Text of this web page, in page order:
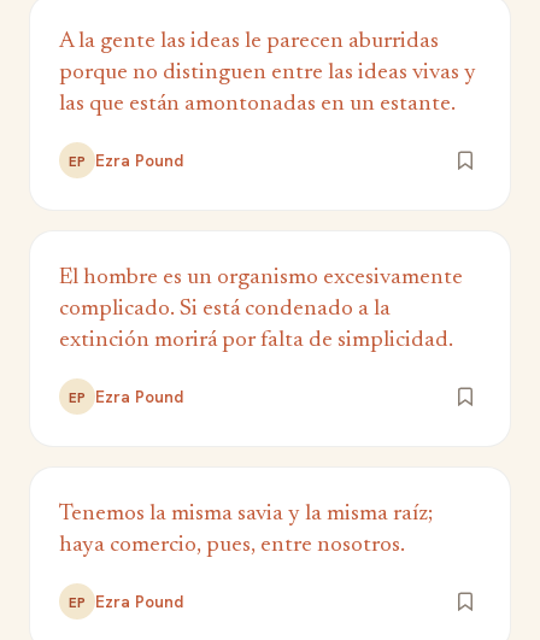
A la gente las ideas le parecen aburridas
porque no distinguen entre las ideas vivas y
las que están amontonadas en un estante.
EP Ezra Pound
El hombre es un organismo excesivamente
complicado. Si está condenado a la
extinción morirá por falta de simplicidad.
EP Ezra Pound
Tenemos la misma savia y la misma raíz;
haya comercio, pues, entre nosotros.
EP Ezra Pound